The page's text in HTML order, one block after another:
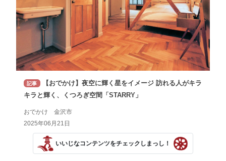
記事
【おでかけ】夜空に輝く星をイメージ 訪れる人がキラ
キラと輝く、くつろぎ空間「STARRY」
おでかけ 金沢市
2025年06月21日
いいじなコンテンツをチェックしまっし！